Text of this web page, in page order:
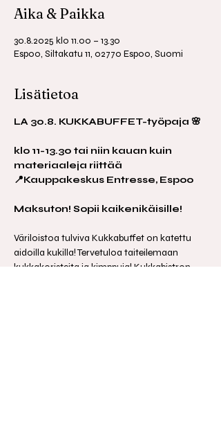
Aika & Paikka
30.8.2025 klo 11.00 – 13.30
Espoo, Siltakatu 11, 02770 Espoo, Suomi
Lisätietoa
LA 30.8. KUKKABUFFET-työpaja 🌸
klo 11-13.30 tai niin kauan kuin
materiaaleja riittää
📍Kauppakeskus Entresse, Espoo
Maksuton! Sopii kaikenikäisille!
Väriloistoa tulviva Kukkabuffet on katettu
aidoilla kukilla! Tervetuloa taiteilemaan
kukkakoristeita ja kimppuja! Kukkabistron